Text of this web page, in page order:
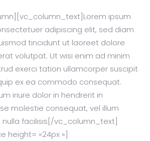
ipsum
adipiscing elit, sed diam
tincidunt ut laoreet dolore
volutpat. Ut wisi enim ad minim
exerci tation ullamcorper suscipit
ex ea commodo consequat.
iriure dolor in hendrerit in
molestie consequat, vel illum
facilisis[/vc_column_text]
height= »24px »]